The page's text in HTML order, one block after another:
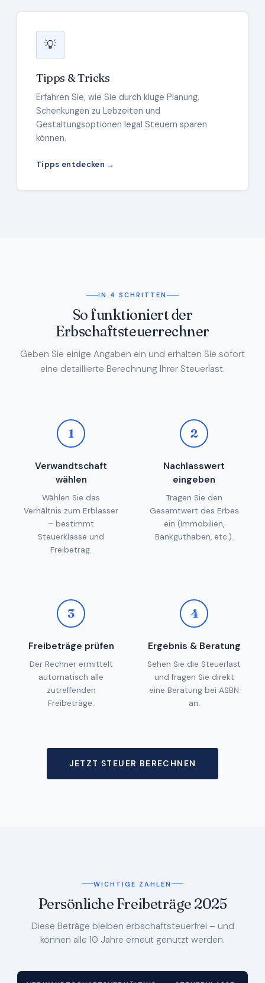
💡
Tipps & Tricks
Erfahren Sie, wie Sie durch kluge Planung,
Schenkungen zu Lebzeiten und
Gestaltungsoptionen legal Steuern sparen
können.
Tipps entdecken →
IN 4 SCHRITTEN
So funktioniert der
Erbschaftsteuerrechner
Geben Sie einige Angaben ein und erhalten Sie sofort
eine detaillierte Berechnung Ihrer Steuerlast.
1
Verwandtschaft
wählen
Wählen Sie das
Verhältnis zum Erblasser
– bestimmt
Steuerklasse und
Freibetrag.
2
Nachlasswert
eingeben
Tragen Sie den
Gesamtwert des Erbes
ein (Immobilien,
Bankguthaben, etc.).
3
Freibeträge prüfen
Der Rechner ermittelt
automatisch alle
zutreffenden
Freibeträge.
4
Ergebnis & Beratung
Sehen Sie die Steuerlast
und fragen Sie direkt
eine Beratung bei ASBN
an.
JETZT STEUER BERECHNEN
WICHTIGE ZAHLEN
Persönliche Freibeträge 2025
Diese Beträge bleiben erbschaftsteuerfrei – und
können alle 10 Jahre erneut genutzt werden.